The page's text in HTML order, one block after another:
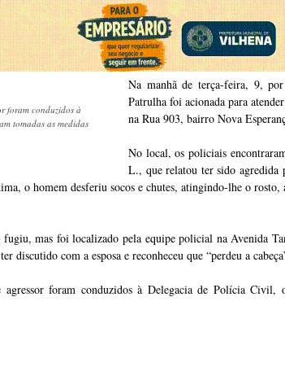
foram conduzidos à
tomadas as medidas
Na manhã de terça-feira, 9,
Patrulha foi acionada para
na Rua 903, bairro Nova
No local, os policiais
L., que relatou ter sido agredida
o homem desferiu socos e chutes, atingindo-lhe o
fugiu, mas foi localizado pela equipe policial na Avenida
discutido com a esposa e reconheceu que “perdeu a
foram conduzidos à Delegacia de Polícia Civil,